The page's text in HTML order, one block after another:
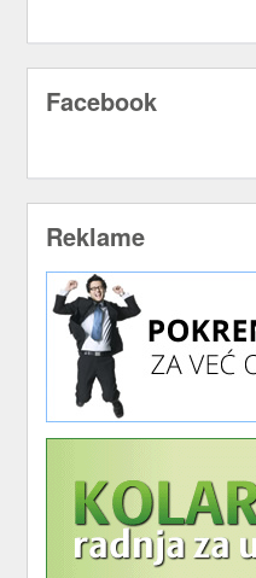
Facebook
Reklame